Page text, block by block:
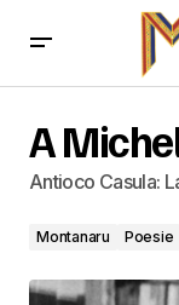
A
Antioco Casula:
Montanaru Poesie